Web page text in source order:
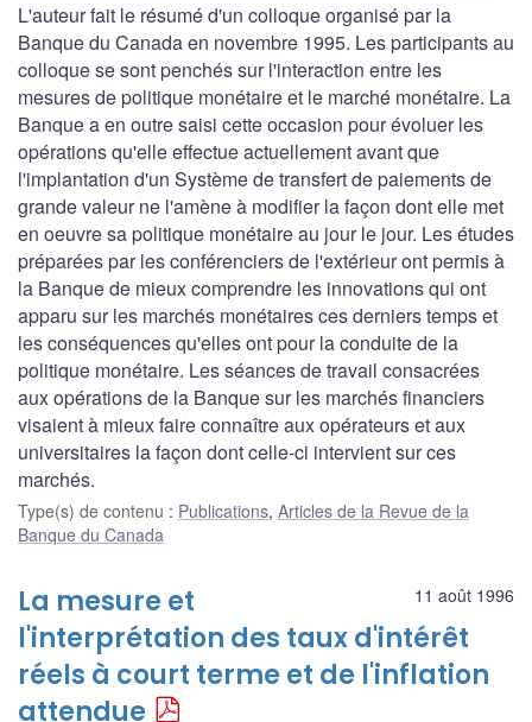
L'auteur fait le résumé d'un colloque organisé par la
Banque du Canada en novembre 1995. Les participants au
colloque se sont penchés sur l'interaction entre les
mesures de politique monétaire et le marché monétaire. La
Banque a en outre saisi cette occasion pour évoluer les
opérations qu'elle effectue actuellement avant que
l'implantation d'un Système de transfert de paiements de
grande valeur ne l'amène à modifier la façon dont elle met
en oeuvre sa politique monétaire au jour le jour. Les études
préparées par les conférenciers de l'extérieur ont permis à
la Banque de mieux comprendre les innovations qui ont
apparu sur les marchés monétaires ces derniers temps et
les conséquences qu'elles ont pour la conduite de la
politique monétaire. Les séances de travail consacrées
aux opérations de la Banque sur les marchés financiers
visaient à mieux faire connaître aux opérateurs et aux
universitaires la façon dont celle-ci intervient sur ces
marchés.
Type(s) de contenu : Publications, Articles de la Revue de la
Banque du Canada
11 août 1996
La mesure et
l'interprétation des taux d'intérêt
réels à court terme et de l'inflation
attendue